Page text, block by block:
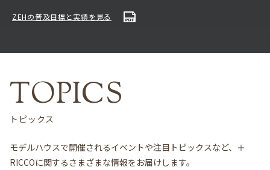
ZEHの普及目標と実績を見る
トピックス
モデルハウスで開催されるイベントや注目トピックスなど、＋
RICCOに関するさまざまな情報をお届けします。